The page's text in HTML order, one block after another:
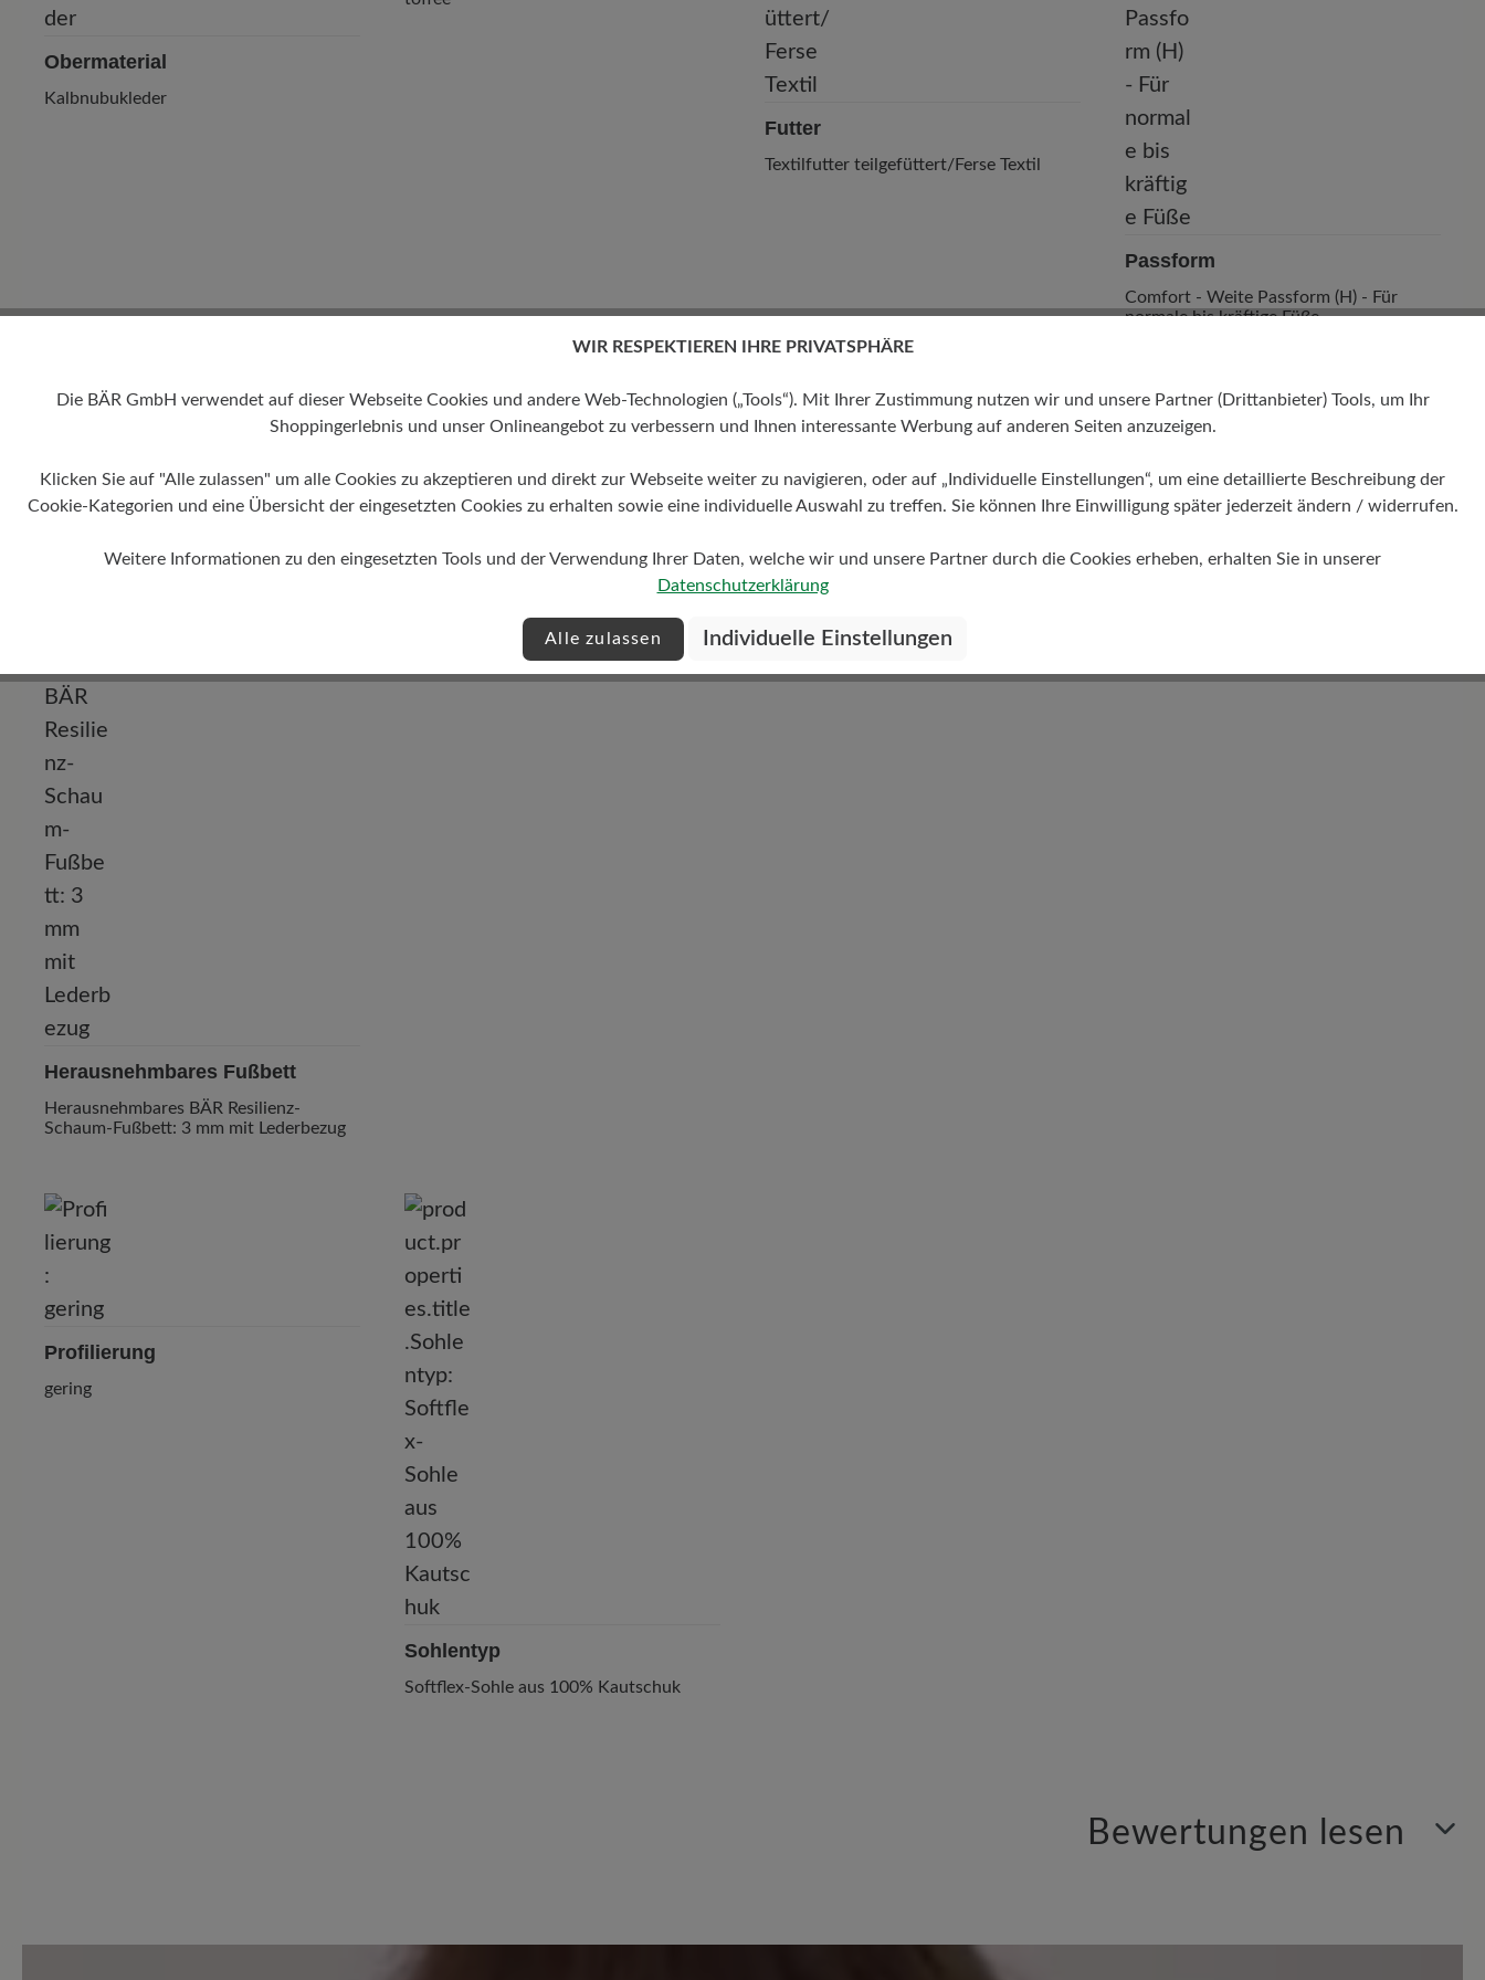
Obermaterial
Kalbnubukleder
Futter
Textilfutter teilgefüttert/Ferse Textil
Passform
Comfort - Weite Passform (H) - Für
normale bis kräftige Füße
Herausnehmbares Fußbett
Herausnehmbares BÄR Resilienz-
Schaum-Fußbett: 3 mm mit Lederbezug
Absatz
gering
Profilierung
gering
Sohlentyp
Softflex-Sohle aus 100% Kautschuk
Bewertungen lesen
WIR RESPEKTIEREN IHRE PRIVATSPHÄRE
Die BÄR GmbH verwendet auf dieser Webseite Cookies und andere Web-Technologien („Tools“). Mit Ihrer Zustimmung nutzen wir und unsere Partner (Drittanbieter) Tools, um Ihr
Shoppingerlebnis und unser Onlineangebot zu verbessern und Ihnen interessante Werbung auf anderen Seiten anzuzeigen.
Klicken Sie auf "Alle zulassen" um alle Cookies zu akzeptieren und direkt zur Webseite weiter zu navigieren, oder auf „Individuelle Einstellungen“, um eine detaillierte Beschreibung der
Cookie-Kategorien und eine Übersicht der eingesetzten Cookies zu erhalten sowie eine individuelle Auswahl zu treffen. Sie können Ihre Einwilligung später jederzeit ändern / widerrufen.
Weitere Informationen zu den eingesetzten Tools und der Verwendung Ihrer Daten, welche wir und unsere Partner durch die Cookies erheben, erhalten Sie in unserer
Datenschutzerklärung
Alle zulassen Individuelle Einstellungen